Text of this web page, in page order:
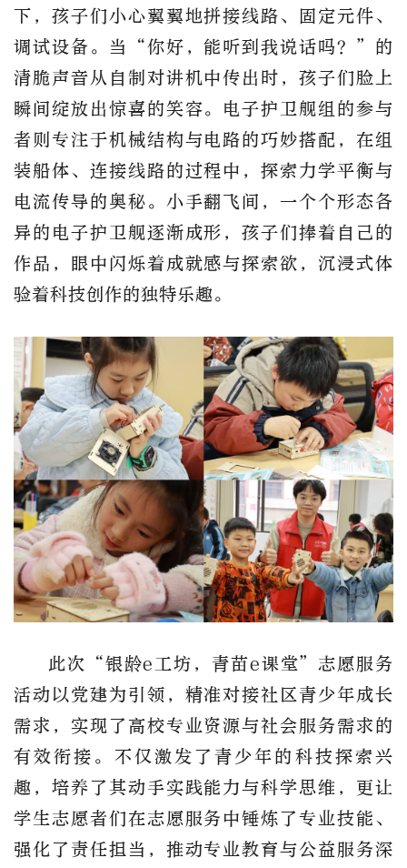
下，孩子们小心翼翼地拼接线路、固定元件、
调试设备。当“你好，能听到我说话吗？”的
清脆声音从自制对讲机中传出时，孩子们脸上
瞬间绽放出惊喜的笑容。电子护卫舰组的参与
者则专注于机械结构与电路的巧妙搭配，在组
装船体、连接线路的过程中，探索力学平衡与
电流传导的奥秘。小手翻飞间，一个个形态各
异的电子护卫舰逐渐成形，孩子们捧着自己的
作品，眼中闪烁着成就感与探索欲，沉浸式体
验着科技创作的独特乐趣。
此次“银龄e工坊，青苗e课堂”志愿服务
活动以党建为引领，精准对接社区青少年成长
需求，实现了高校专业资源与社会服务需求的
有效衔接。不仅激发了青少年的科技探索兴
趣，培养了其动手实践能力与科学思维，更让
学生志愿者们在志愿服务中锤炼了专业技能、
强化了责任担当，推动专业教育与公益服务深